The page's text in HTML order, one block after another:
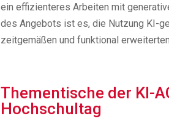
ein effizienteres Arbeiten mit
des Angebots ist es, die Nutzung KI-
zeitgemäßen und funktional
Thementische der KI-
Hochschultag